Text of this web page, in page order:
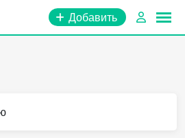
Добавить